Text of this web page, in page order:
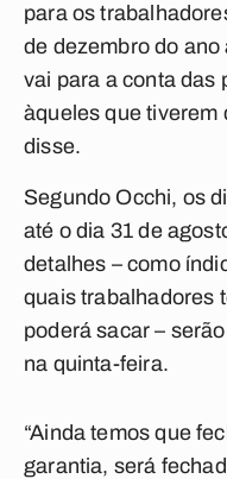
para os
de dezembro do
vai para a conta das
àqueles que tiverem
disse.
Segundo Occhi, os
até o dia 31 de
detalhes – como
quais trabalhadores
poderá sacar –
na quinta-feira.
“Ainda temos que
garantia, será